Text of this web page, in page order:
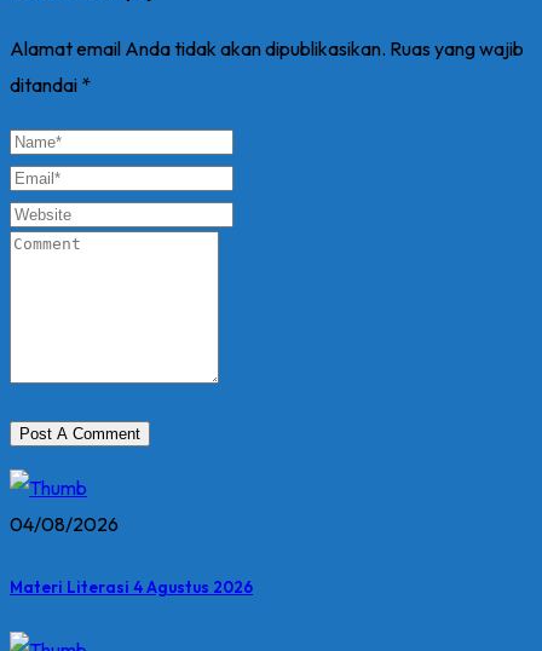
Alamat email Anda tidak akan dipublikasikan. Ruas yang wajib
ditandai *
04/08/2026
Materi Literasi 4 Agustus 2026